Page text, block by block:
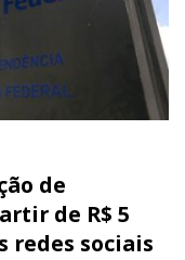
de
de R$ 5
redes sociais